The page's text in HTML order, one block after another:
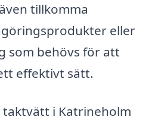
tillkomma
eller
som behövs för att
effektivt sätt.
i Katrineholm